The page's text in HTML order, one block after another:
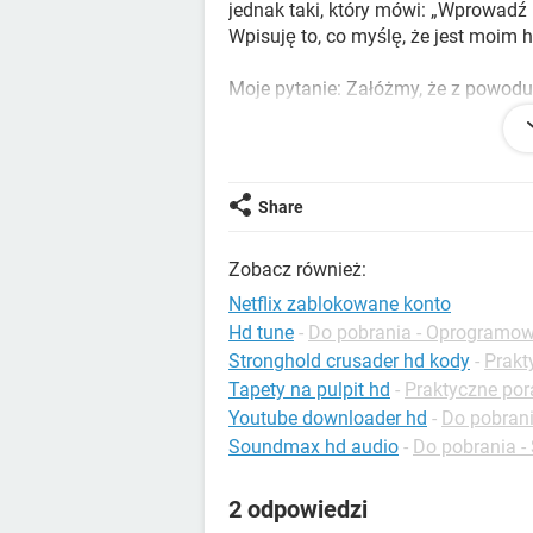
jednak taki, który mówi:
Wpisuję to, co myślę, że jest moim
Moje pytanie: Załóżmy, że z
umieścić go z powrotem w
mogę wymienić wyświetlacz i
to hasło i tak jest wymagane, nie
Wreszcie, odkąd wymieniłem dysk
uzyskać niektóre pliki z tego
mam dostęp do tego i był używany
Share
Zobacz również:
Netflix zablokowane konto
Hd tune - Do pobrania -
Stronghold crusader hd kody -
Tapety na pulpit hd - Praktyczne
Youtube downloader hd - Do
Soundmax hd audio - Do pobrania -
2 odpowiedzi